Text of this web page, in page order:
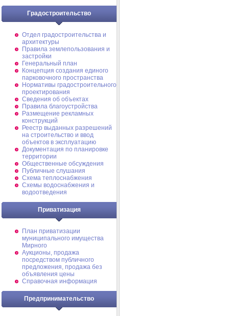
Градостроительство
Отдел градостроительства и
архитектуры
Правила землепользования и
застройки
Генеральный план
Концепция создания единого
парковочного пространства
Нормативы градостроительного
проектирования
Сведения об объектах
Правила благоустройства
Размещение рекламных
конструкций
Реестр выданных разрешений
на строительство и ввод
объектов в эксплуатацию
Документация по планировке
территории
Общественные обсуждения
Публичные слушания
Схема теплоснабжения
Схемы водоснабжения и
водоотведения
Приватизация
План приватизации
муниципального имущества
Мирного
Аукционы, продажа
посредством публичного
предложения, продажа без
объявления цены
Справочная информация
Предпринимательство